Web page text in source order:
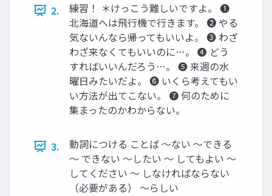
2.
練習！ ＊けっこう難しいですよ。 ➊
北海道へは飛行機で行きます。 ➋ やる
気ないんなら帰ってもいいよ。 ➌ わざ
わざ来なくてもいいのに…。 ➍ どう
すればいいんだろう…。 ➎ 来週の水
曜日みたいだよ。 ➏ いくら考えてもい
い方法が出てこない。 ➐ 何のために
集まったのかわからない。
3.
動詞につける ことば ～ない ～できる
～ できない ～したい ～ してもよい ～
してください ～ しなければならない
（必要がある） ～らしい